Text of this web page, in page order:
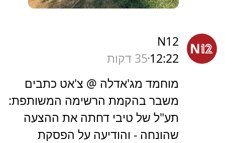
N12
12:22 35 דקות
מוחמד מג'אדלה @ צ'אט כתבים
משבר בהקמת הרשימה המשותפת:
תע"ל של טיבי דחתה את ההצעה
שהונחה - והודיעה על הפסקת